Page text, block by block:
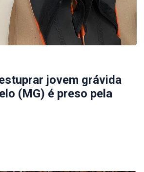
jovem grávida
(MG) é preso pela